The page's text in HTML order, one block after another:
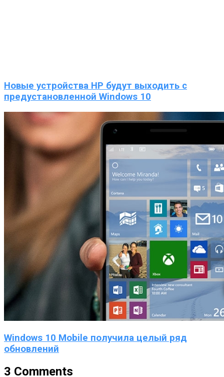
Новые устройства HP будут выходить с
предустановленной Windows 10
Windows 10 Mobile получила целый ряд
обновлений
3 Comments